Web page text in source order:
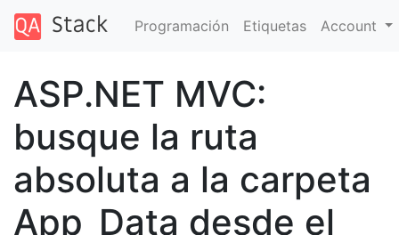
Programación Etiquetas Account
ASP.NET MVC:
busque la ruta
absoluta a la carpeta
App_Data desde el